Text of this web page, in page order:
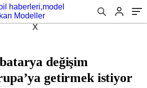
X
değişim
getirmek istiyor